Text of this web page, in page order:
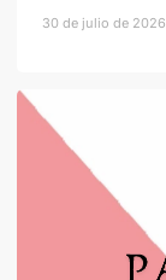
30 de julio de 2026